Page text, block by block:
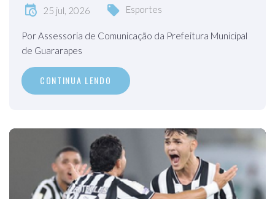
25 jul, 2026 Esportes
Por Assessoria de Comunicação da Prefeitura Municipal
de Guararapes
CONTINUA LENDO